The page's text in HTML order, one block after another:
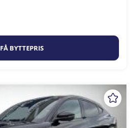
FÅ BYTTEPRIS